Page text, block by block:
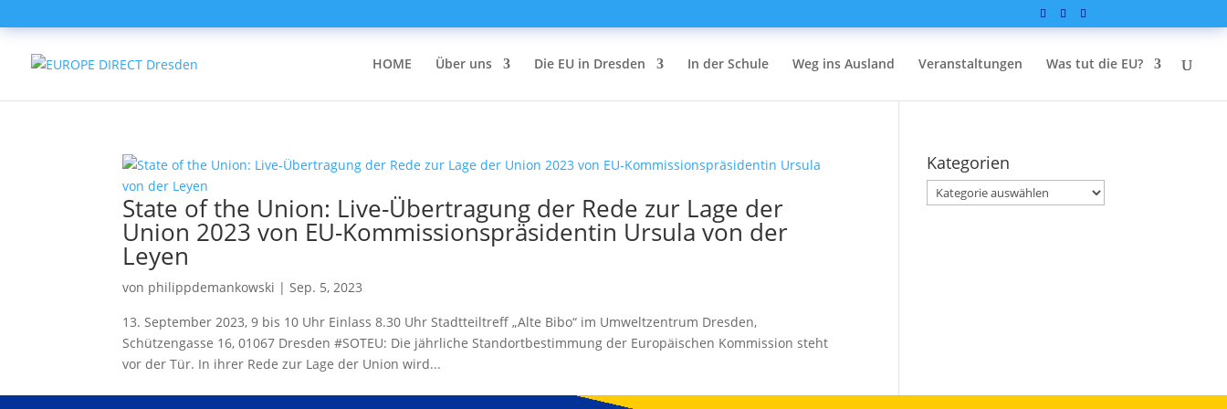
HOME Über uns Die EU in Dresden In der Schule Weg ins Ausland Veranstaltungen Was tut die EU?
State of the Union: Live-Übertragung der Rede zur Lage der
Union 2023 von EU-Kommissionspräsidentin Ursula von der
Leyen
von philippdemankowski |Sep. 5, 2023
13. September 2023, 9 bis 10 Uhr Einlass 8.30 Uhr Stadtteiltreff „Alte Bibo“ im Umweltzentrum Dresden,
Schützengasse 16, 01067 Dresden #SOTEU: Die jährliche Standortbestimmung der Europäischen Kommission steht
vor der Tür. In ihrer Rede zur Lage der Union wird...
Kategorien
Kategorien